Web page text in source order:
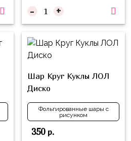
- +
Шар Круг Куклы ЛОЛ
Диско
Фольгированные шары с
рисунком
350р.